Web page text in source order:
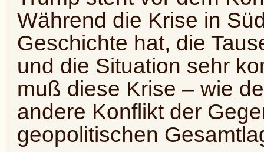
Während die Krise in
Geschichte hat, die
und die Situation sehr
muß diese Krise – wie
andere Konflikt der
geopolitischen